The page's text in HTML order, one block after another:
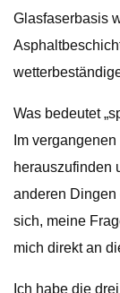
Glasfaserbasis
Was bedeutet
Im
herauszufinden
anderen Dingen
sich, meine
mich direkt an
Ich habe die